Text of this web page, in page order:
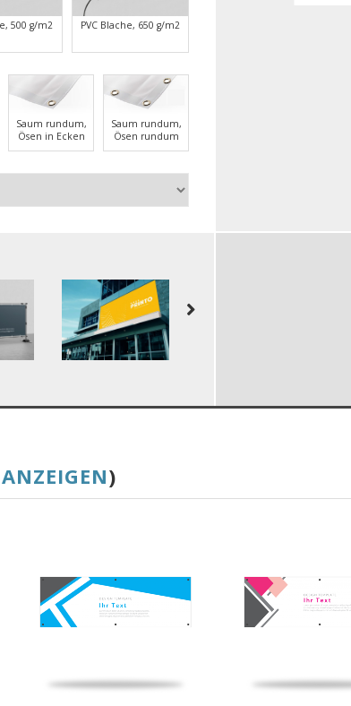
500 g/m2 PVC Blache, 650 g/m2
Saum rundum,
Ösen in Ecken
Saum rundum,
Ösen rundum
)